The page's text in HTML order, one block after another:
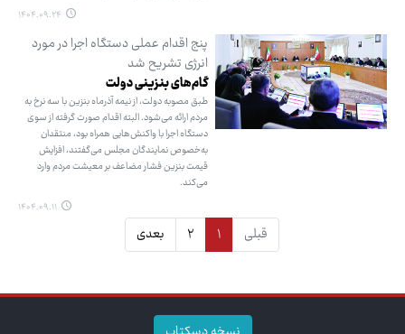
۱۴۰۴.۰۹.۲۴
پنج اقدام عملی دستگاه اجرا در مورد
انرژی تشریح شد
گام‌های بنزینی دولت
طبق مصوبه دولت، از نیمه آذرماه بنزین با سه نرخ به
مردم ارائه می‌شود. البته اقدام صورت گرفته از سوی
دستگاه اجرا با واکنش‌هایی همراه بود، منتقدان
به‌خصوص نمایندگان مجلس می‌گفتند، افزایش
قیمت بنزین فشار مضاعف بر معیشت مردم وارد
می‌کند.
۱۴۰۴.۰۹.۱۱
قبلی ۱ ۲ بعدی